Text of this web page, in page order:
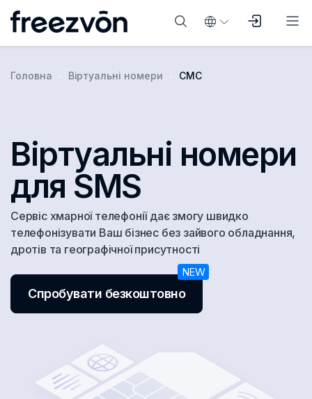
Головна Віртуальні номери СМС
Віртуальні номери
для SMS
Сервіс хмарної телефонії дає змогу швидко
телефонізувати Ваш бізнес без зайвого обладнання,
дротів та географічної присутності
Спробувати безкоштовно